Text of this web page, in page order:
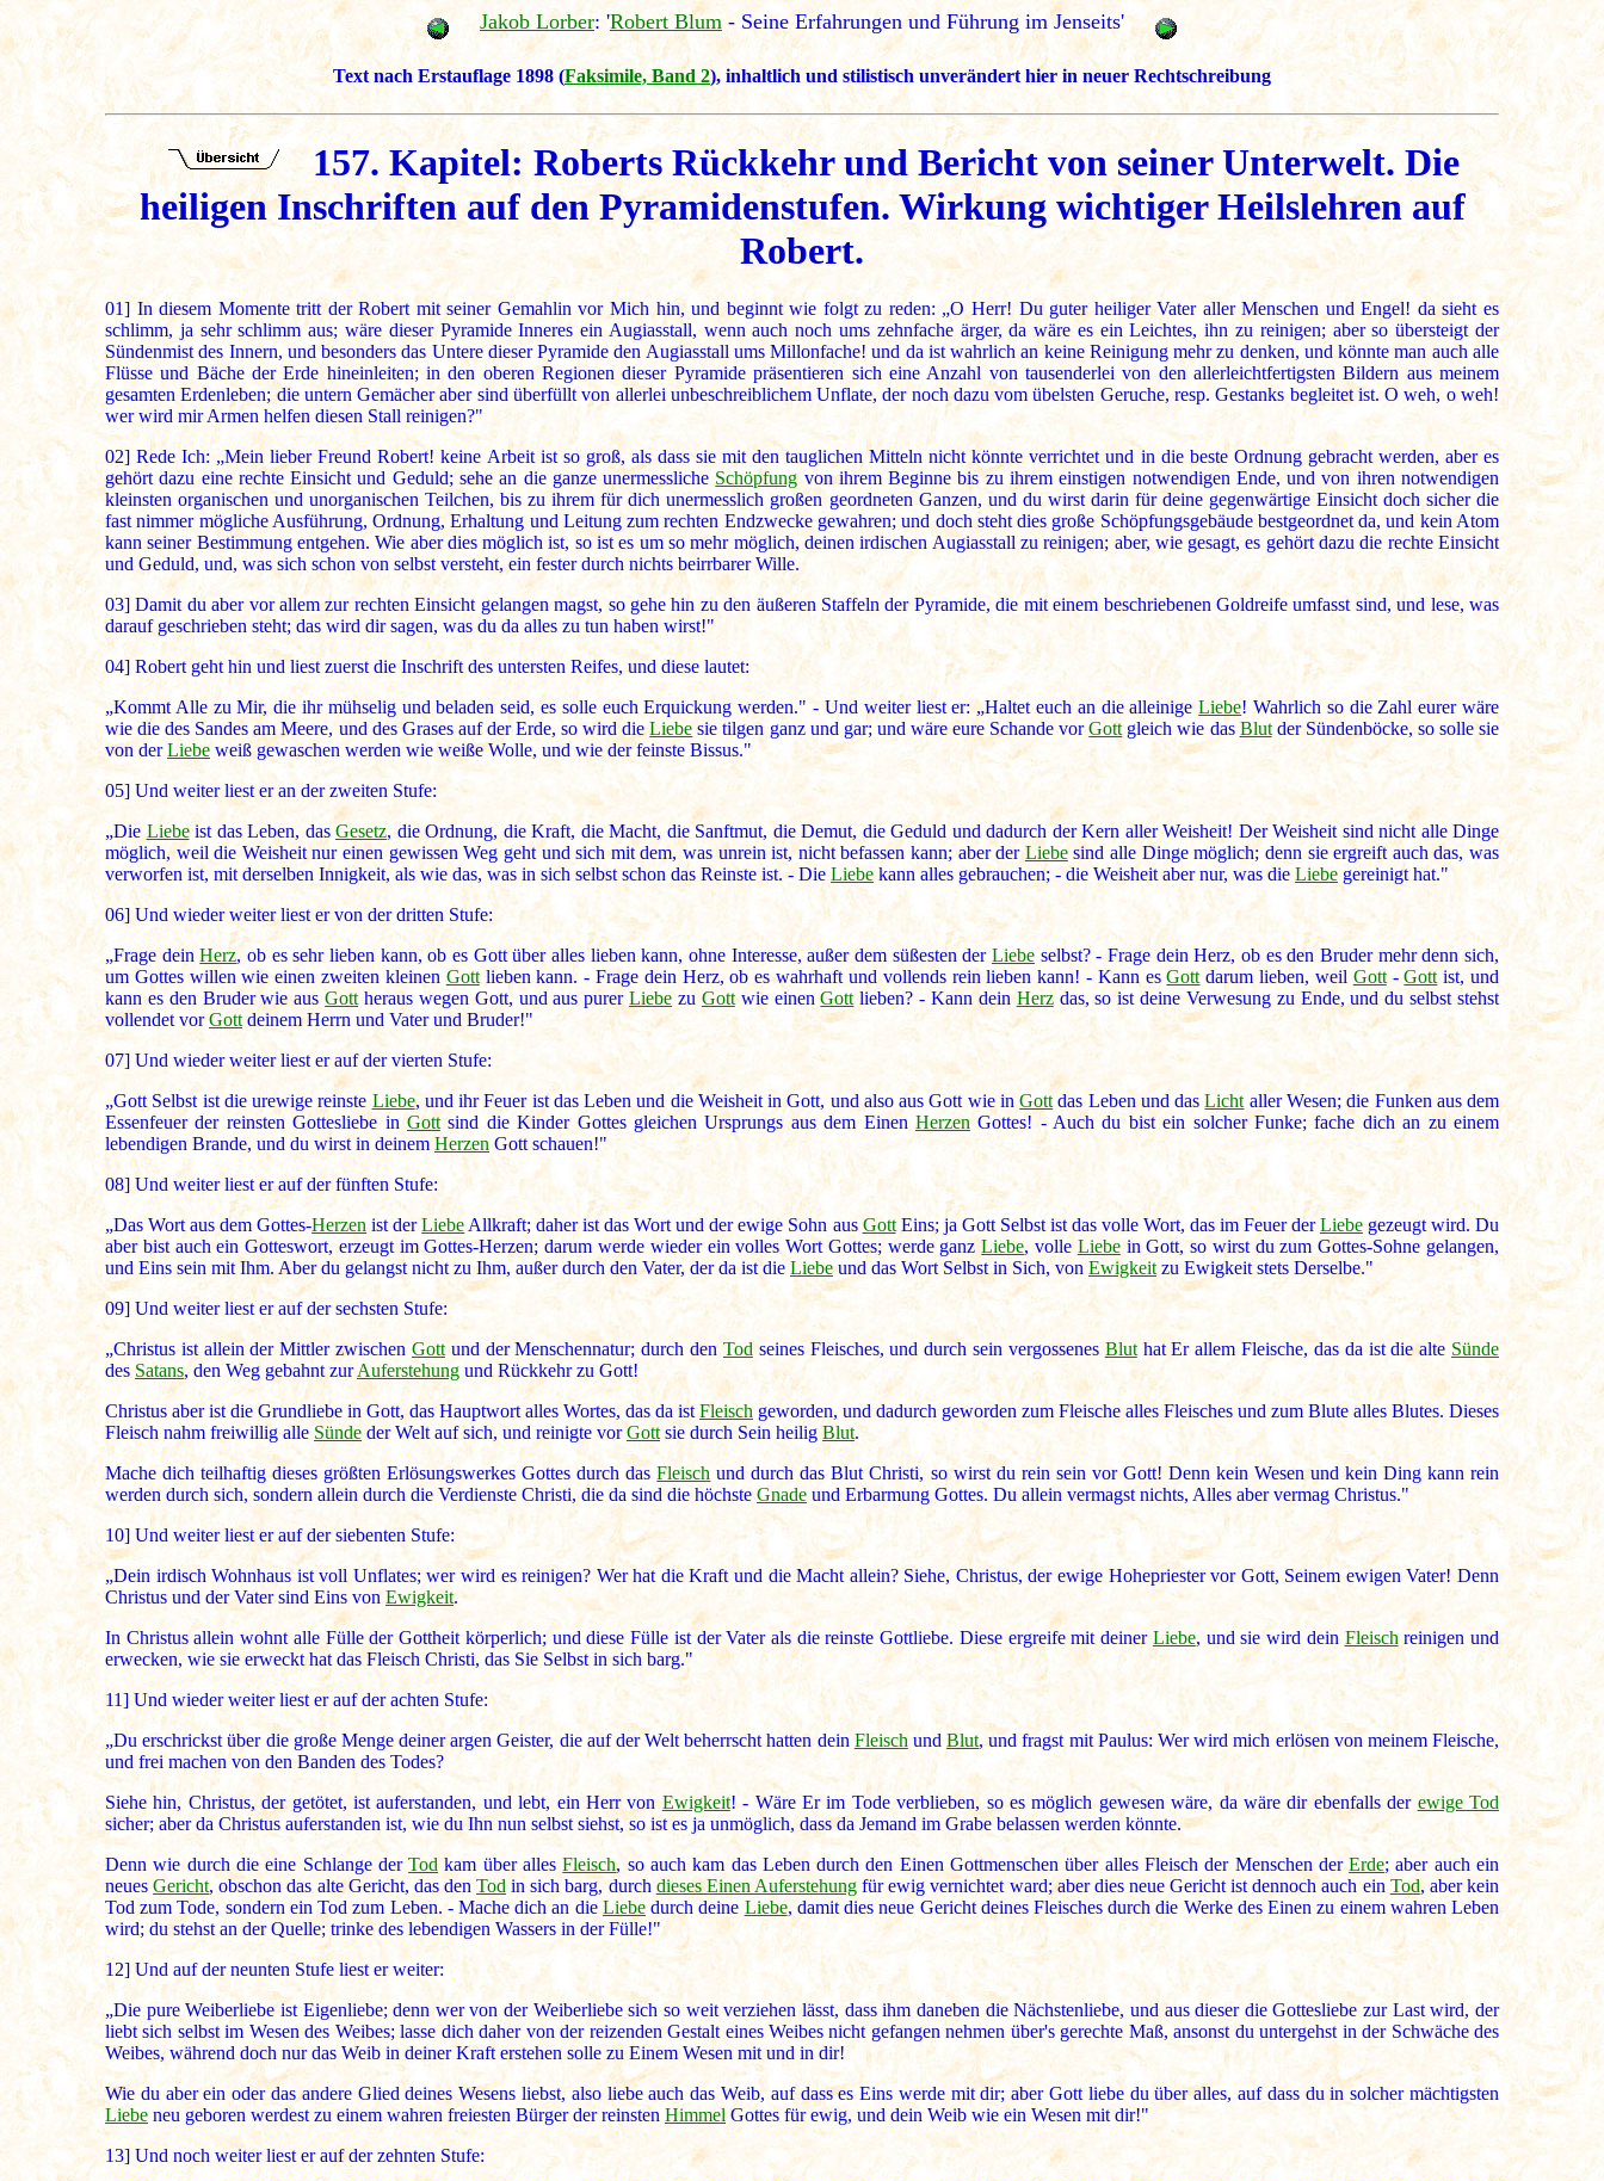
Jakob Lorber: 'Robert Blum - Seine Erfahrungen und Führung im Jenseits'
Text nach Erstauflage 1898 (Faksimile, Band 2), inhaltlich und stilistisch unverändert hier in neuer Rechtschreibung
157. Kapitel: Roberts Rückkehr und Bericht von seiner Unterwelt. Die
heiligen Inschriften auf den Pyramidenstufen. Wirkung wichtiger Heilslehren auf
Robert.
01] In diesem Momente tritt der Robert mit seiner Gemahlin vor Mich hin, und beginnt wie folgt zu reden: „O Herr! Du guter heiliger Vater aller Menschen und Engel! da sieht es
schlimm, ja sehr schlimm aus; wäre dieser Pyramide Inneres ein Augiasstall, wenn auch noch ums zehnfache ärger, da wäre es ein Leichtes, ihn zu reinigen; aber so übersteigt der
Sündenmist des Innern, und besonders das Untere dieser Pyramide den Augiasstall ums Millonfache! und da ist wahrlich an keine Reinigung mehr zu denken, und könnte man auch alle
Flüsse und Bäche der Erde hineinleiten; in den oberen Regionen dieser Pyramide präsentieren sich eine Anzahl von tausenderlei von den allerleichtfertigsten Bildern aus meinem
gesamten Erdenleben; die untern Gemächer aber sind überfüllt von allerlei unbeschreiblichem Unflate, der noch dazu vom übelsten Geruche, resp. Gestanks begleitet ist. O weh, o weh!
wer wird mir Armen helfen diesen Stall reinigen?"
02] Rede Ich: „Mein lieber Freund Robert! keine Arbeit ist so groß, als dass sie mit den tauglichen Mitteln nicht könnte verrichtet und in die beste Ordnung gebracht werden, aber es
gehört dazu eine rechte Einsicht und Geduld; sehe an die ganze unermessliche Schöpfungvon ihrem Beginne bis zu ihrem einstigen notwendigen Ende, und von ihren notwendigen
kleinsten organischen und unorganischen Teilchen, bis zu ihrem für dich unermesslich großen geordneten Ganzen, und du wirst darin für deine gegenwärtige Einsicht doch sicher die
fast nimmer mögliche Ausführung, Ordnung, Erhaltung und Leitung zum rechten Endzwecke gewahren; und doch steht dies große Schöpfungsgebäude bestgeordnet da, und kein Atom
kann seiner Bestimmung entgehen. Wie aber dies möglich ist, so ist es um so mehr möglich, deinen irdischen Augiasstall zu reinigen; aber, wie gesagt, es gehört dazu die rechte Einsicht
und Geduld, und, was sich schon von selbst versteht, ein fester durch nichts beirrbarer Wille.
03] Damit du aber vor allem zur rechten Einsicht gelangen magst, so gehe hin zu den äußeren Staffeln der Pyramide, die mit einem beschriebenen Goldreife umfasst sind, und lese, was
darauf geschrieben steht; das wird dir sagen, was du da alles zu tun haben wirst!"
04] Robert geht hin und liest zuerst die Inschrift des untersten Reifes, und diese lautet:
„Kommt Alle zu Mir, die ihr mühselig und beladen seid, es solle euch Erquickung werden." - Und weiter liest er: „Haltet euch an die alleinigeLiebe! Wahrlich so die Zahl eurer wäre
wie die des Sandes am Meere, und des Grases auf der Erde, so wird dieLiebesie tilgen ganz und gar; und wäre eure Schande vorGottgleich wie das Blutder Sündenböcke, so solle sie
von derLiebe weiß gewaschen werden wie weiße Wolle, und wie der feinste Bissus."
05] Und weiter liest er an der zweiten Stufe:
„Die Liebeist das Leben, dasGesetz, die Ordnung, die Kraft, die Macht, die Sanftmut, die Demut, die Geduld und dadurch der Kern aller Weisheit! Der Weisheit sind nicht alle Dinge
möglich, weil die Weisheit nur einen gewissen Weg geht und sich mit dem, was unrein ist, nicht befassen kann; aber derLiebesind alle Dinge möglich; denn sie ergreift auch das, was
verworfen ist, mit derselben Innigkeit, als wie das, was in sich selbst schon das Reinste ist. - Die Liebe kann alles gebrauchen; - die Weisheit aber nur, was die Liebe gereinigt hat."
06]Und wieder weiter liest er von der dritten Stufe:
„Frage deinHerz, ob es sehr lieben kann, ob es Gott über alles lieben kann, ohne Interesse, außer dem süßesten derLiebe selbst? - Frage dein Herz, ob es den Bruder mehr denn sich,
um Gottes willen wie einen zweiten kleinen Gottlieben kann. - Frage dein Herz, ob es wahrhaft und vollends rein lieben kann! - Kann esGottdarum lieben, weil Gott-Gottist, und
kann es den Bruder wie ausGottheraus wegen Gott, und aus purerLiebe zu Gottwie einenGottlieben? - Kann dein Herzdas, so ist deine Verwesung zu Ende, und du selbst stehst
vollendet vorGottdeinem Herrn und Vater und Bruder!"
07] Und wieder weiter liest er auf der vierten Stufe:
„Gott Selbst ist die urewige reinste Liebe, und ihr Feuer ist das Leben und die Weisheit in Gott, und also aus Gott wie inGottdas Leben und dasLichtaller Wesen; die Funken aus dem
Essenfeuer der reinsten Gottesliebe in Gottsind die Kinder Gottes gleichen Ursprungs aus dem EinenHerzenGottes! - Auch du bist ein solcher Funke; fache dich an zu einem
lebendigen Brande, und du wirst in deinemHerzen Gott schauen!"
08]Und weiter liest er auf der fünften Stufe:
„Das Wort aus dem Gottes-Herzen ist derLiebeAllkraft; daher ist das Wort und der ewige Sohn aus GottEins; ja Gott Selbst ist das volle Wort, das im Feuer derLiebegezeugt wird. Du
aber bist auch ein Gotteswort, erzeugt im Gottes-Herzen; darum werde wieder ein volles Wort Gottes; werde ganzLiebe, volle Liebein Gott, so wirst du zum Gottes-Sohne gelangen,
und Eins sein mit Ihm. Aber du gelangst nicht zu Ihm, außer durch den Vater, der da ist die Liebeund das Wort Selbst in Sich, von Ewigkeitzu Ewigkeit stets Derselbe."
09] Und weiter liest er auf der sechsten Stufe:
„Christus ist allein der Mittler zwischen Gottund der Menschennatur; durch den Todseines Fleisches, und durch sein vergossenes Bluthat Er allem Fleische, das da ist die alte Sünde
desSatans, den Weg gebahnt zurAuferstehung und Rückkehr zu Gott!
Christus aber ist die Grundliebe in Gott, das Hauptwort alles Wortes, das da istFleisch geworden, und dadurch geworden zum Fleische alles Fleisches und zum Blute alles Blutes. Dieses
Fleisch nahm freiwillig alle Sünde der Welt auf sich, und reinigte vorGottsie durch Sein heiligBlut.
Mache dich teilhaftig dieses größten Erlösungswerkes Gottes durch dasFleisch und durch das Blut Christi, so wirst du rein sein vor Gott! Denn kein Wesen und kein Ding kann rein
werden durch sich, sondern allein durch die Verdienste Christi, die da sind die höchste Gnade und Erbarmung Gottes. Du allein vermagst nichts, Alles aber vermag Christus."
10] Und weiter liest er auf der siebenten Stufe:
„Dein irdisch Wohnhaus ist voll Unflates; wer wird es reinigen? Wer hat die Kraft und die Macht allein? Siehe, Christus, der ewige Hohepriester vor Gott, Seinem ewigen Vater! Denn
Christus und der Vater sind Eins vonEwigkeit.
In Christus allein wohnt alle Fülle der Gottheit körperlich; und diese Fülle ist der Vater als die reinste Gottliebe. Diese ergreife mit deiner Liebe, und sie wird deinFleischreinigen und
erwecken, wie sie erweckt hat das Fleisch Christi, das Sie Selbst in sich barg."
11] Und wieder weiter liest er auf der achten Stufe:
„Du erschrickst über die große Menge deiner argen Geister, die auf der Welt beherrscht hatten dein FleischundBlut, und fragst mit Paulus: Wer wird mich erlösen von meinem Fleische,
und frei machen von den Banden des Todes?
Siehe hin, Christus, der getötet, ist auferstanden, und lebt, ein Herr vonEwigkeit! - Wäre Er im Tode verblieben, so es möglich gewesen wäre, da wäre dir ebenfalls der ewige Tod
sicher; aber da Christus auferstanden ist, wie du Ihn nun selbst siehst, so ist es ja unmöglich, dass da Jemand im Grabe belassen werden könnte.
Denn wie durch die eine Schlange derTod kam über allesFleisch, so auch kam das Leben durch den Einen Gottmenschen über alles Fleisch der Menschen derErde; aber auch ein
neuesGericht, obschon das alte Gericht, das denTodin sich barg, durch dieses Einen Auferstehung für ewig vernichtet ward; aber dies neue Gericht ist dennoch auch ein Tod, aber kein
Tod zum Tode, sondern ein Tod zum Leben. - Mache dich an die Liebedurch deine Liebe, damit dies neue Gericht deines Fleisches durch die Werke des Einen zu einem wahren Leben
wird; du stehst an der Quelle; trinke des lebendigen Wassers in der Fülle!"
12]Und auf der neunten Stufe liest er weiter:
„Die pure Weiberliebe ist Eigenliebe; denn wer von der Weiberliebe sich so weit verziehen lässt, dass ihm daneben die Nächstenliebe, und aus dieser die Gottesliebe zur Last wird, der
liebt sich selbst im Wesen des Weibes; lasse dich daher von der reizenden Gestalt eines Weibes nicht gefangen nehmen über's gerechte Maß, ansonst du untergehst in der Schwäche des
Weibes, während doch nur das Weib in deiner Kraft erstehen solle zu Einem Wesen mit und in dir!
Wie du aber ein oder das andere Glied deines Wesens liebst, also liebe auch das Weib, auf dass es Eins werde mit dir; aber Gott liebe du über alles, auf dass du in solcher mächtigsten
Liebe neu geboren werdest zu einem wahren freiesten Bürger der reinsten Himmel Gottes für ewig, und dein Weib wie ein Wesen mit dir!"
13] Und noch weiter liest er auf der zehnten Stufe: